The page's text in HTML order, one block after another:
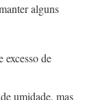
alguns
excesso de
umidade, mas